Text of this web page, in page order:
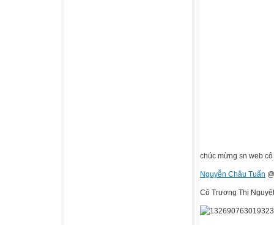
chúc mừng sn web
Nguyễn Châu Tuấn
Cô Trương Thị Nguyệt